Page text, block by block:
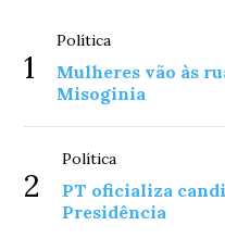
1
Política
Mulheres vão às
Misoginia
2
Política
PT oficializa
Presidência